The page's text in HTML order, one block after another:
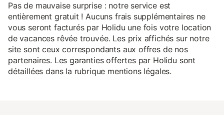
Pas de mauvaise surprise : notre service est
entièrement gratuit ! Aucuns frais supplémentaires ne
vous seront facturés par Holidu une fois votre location
de vacances rêvée trouvée. Les prix affichés sur notre
site sont ceux correspondants aux offres de nos
partenaires. Les garanties offertes par Holidu sont
détaillées dans la rubrique mentions légales.